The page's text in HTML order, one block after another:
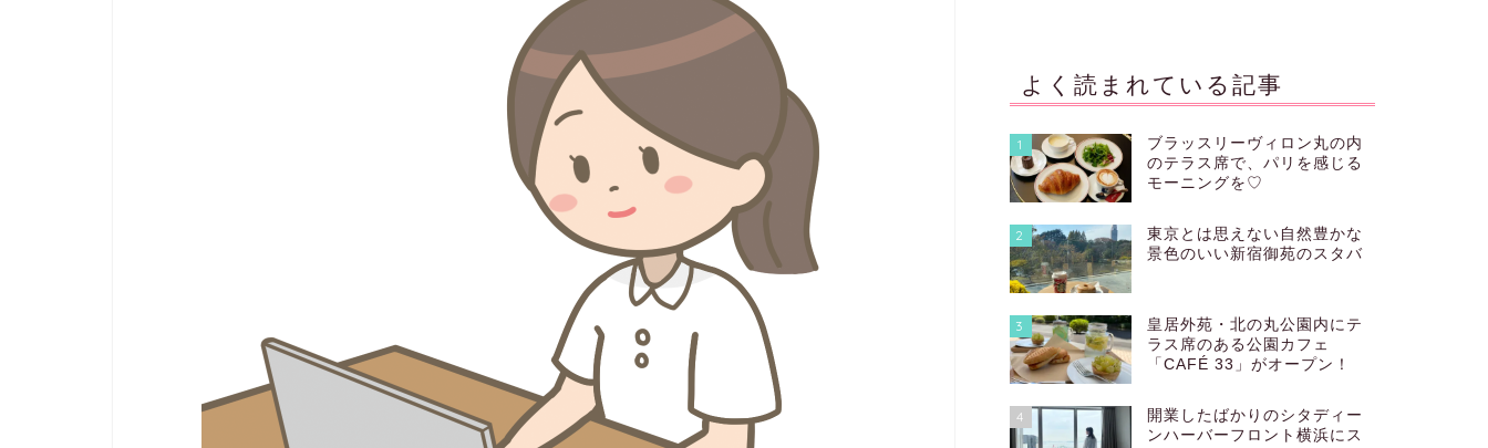
よく読まれている記事
1
ブラッスリーヴィロン丸の内
のテラス席で、パリを感じる
モーニングを♡
2
東京とは思えない自然豊かな
景色のいい新宿御苑のスタバ
3
皇居外苑・北の丸公園内にテ
ラス席のある公園カフェ
「CAFÉ 33」がオープン！
4
開業したばかりのシタディー
ンハーバーフロント横浜にス